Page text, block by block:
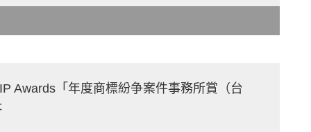
Awards「年度商標紛争案件事務所賞（台